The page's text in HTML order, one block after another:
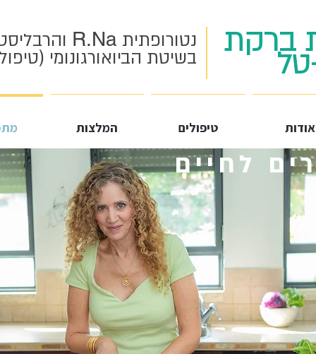
אודות טיפולים המלצות
נטורופתית R.Na
בשיטת הביואורגונומי ברקת
טל
לחיים